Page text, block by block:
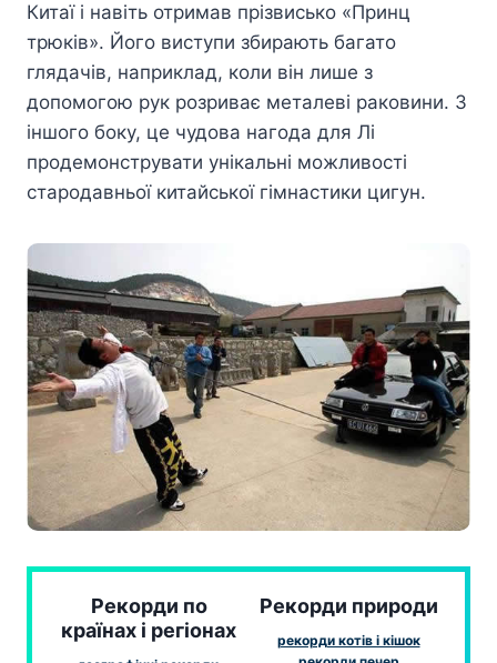
Китаї і навіть отримав прізвисько «Принц
трюків». Його виступи збирають багато
глядачів, наприклад, коли він лише з
допомогою рук розриває металеві раковини. З
іншого боку, це чудова нагода для Лі
продемонструвати унікальні можливості
стародавньої китайської гімнастики цигун.
Рекорди по
країнах і регіонах
Рекорди природи
рекорди котів і кішок